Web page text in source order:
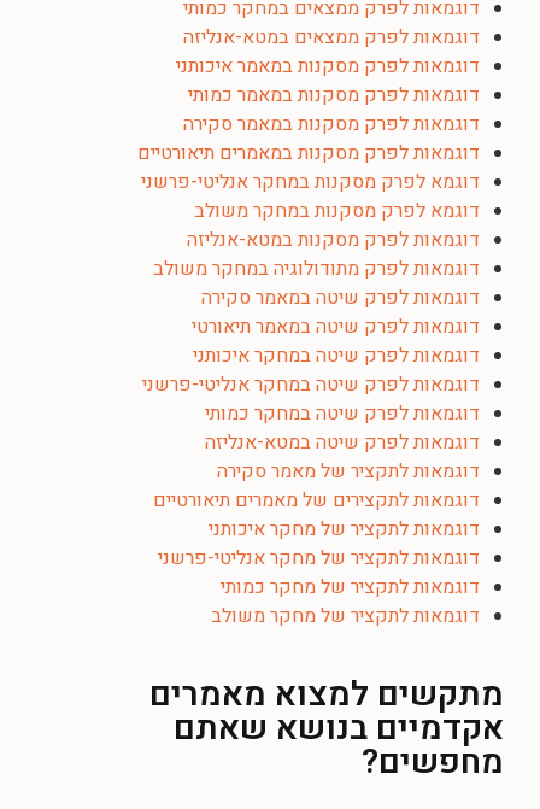
דוגמאות לפרק ממצאים במחקר כמותי
דוגמאות לפרק ממצאים במטא-אנליזה
דוגמאות לפרק מסקנות במאמר איכותני
דוגמאות לפרק מסקנות במאמר כמותי
דוגמאות לפרק מסקנות במאמר סקירה
דוגמאות לפרק מסקנות במאמרים תיאורטיים
דוגמא לפרק מסקנות במחקר אנליטי-פרשני
דוגמא לפרק מסקנות במחקר משולב
דוגמאות לפרק מסקנות במטא-אנליזה
דוגמאות לפרק מתודולוגיה במחקר משולב
דוגמאות לפרק שיטה במאמר סקירה
דוגמאות לפרק שיטה במאמר תיאורטי
דוגמאות לפרק שיטה במחקר איכותני
דוגמאות לפרק שיטה במחקר אנליטי-פרשני
דוגמאות לפרק שיטה במחקר כמותי
דוגמאות לפרק שיטה במטא-אנליזה
דוגמאות לתקציר של מאמר סקירה
דוגמאות לתקצירים של מאמרים תיאורטיים
דוגמאות לתקציר של מחקר איכותני
דוגמאות לתקציר של מחקר אנליטי-פרשני
דוגמאות לתקציר של מחקר כמותי
דוגמאות לתקציר של מחקר משולב
מתקשים למצוא מאמרים
אקדמיים בנושא שאתם
מחפשים?